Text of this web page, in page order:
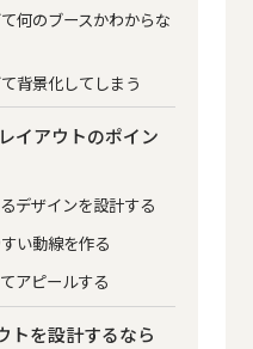
何のブースかわからな
背景化してしまう
イアウトのポイン
デザインを設計する
い動線を作る
アピールする
トを設計するなら